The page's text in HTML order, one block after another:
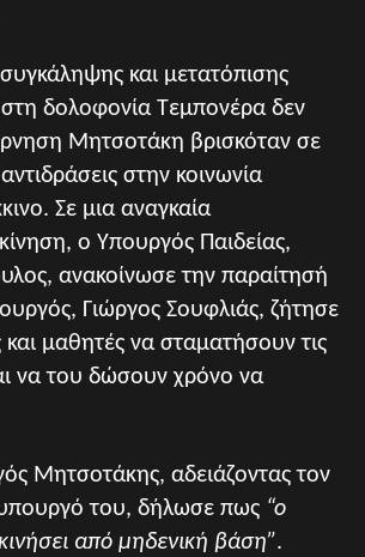
και μετατόπισης
δολοφονία Τεμπονέρα δεν
Μητσοτάκη βρισκόταν σε
στην κοινωνία
Σε μια αναγκαία
ο Υπουργός Παιδείας,
ανακοίνωσε την παραίτησή
Γιώργος Σουφλιάς, ζήτησε
μαθητές να σταματήσουν τις
να του δώσουν χρόνο να
Μητσοτάκης, αδειάζοντας τον
του, δήλωσε πως “ο
από μηδενική βάση”.